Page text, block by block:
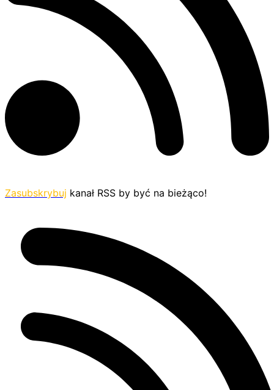
Zasubskrybuj kanał RSS by być na bieżąco!